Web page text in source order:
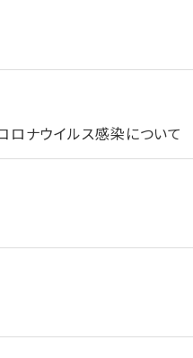
ナウイルス感染について